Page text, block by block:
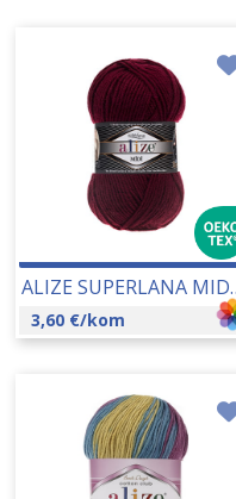
ALIZE
3,60 €/kom